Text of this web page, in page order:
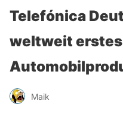
Telefónica
weltweit
Maik